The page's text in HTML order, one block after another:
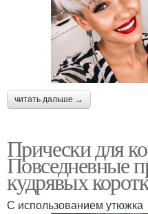
читать дальше →
Прически для
Повседневные
кудрявых
С использованием утюжка